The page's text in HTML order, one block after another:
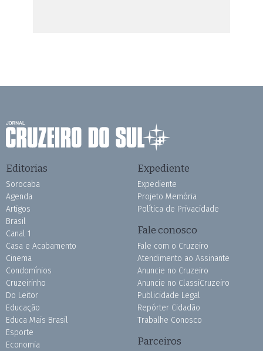
Editorias
Sorocaba
Agenda
Artigos
Brasil
Canal 1
Casa e Acabamento
Cinema
Condomínios
Cruzeirinho
Do Leitor
Educação
Educa Mais Brasil
Esporte
Economia
Expediente
Expediente
Projeto Memória
Política de Privacidade
Fale conosco
Fale com o Cruzeiro
Atendimento ao Assinante
Anuncie no Cruzeiro
Anuncie no ClassiCruzeiro
Publicidade Legal
Repórter Cidadão
Trabalhe Conosco
Parceiros